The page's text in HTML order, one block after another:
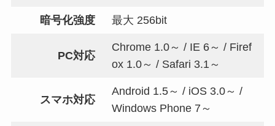
暗号化強度 最大 256bit
PC対応
Chrome 1.0～ / IE 6～ / Firef
ox 1.0～ / Safari 3.1～
スマホ対応
Android 1.5～ / iOS 3.0～ /
Windows Phone 7～